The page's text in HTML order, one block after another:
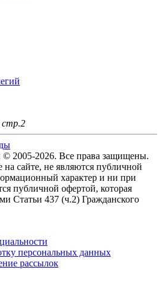
стр.2
© 2005-2026. Все права защищены.
сайте, не являются публичной
характер и ни при
публичной офертой, которая
Статьи 437 (ч.2) Гражданского
персональных данных
рассылок